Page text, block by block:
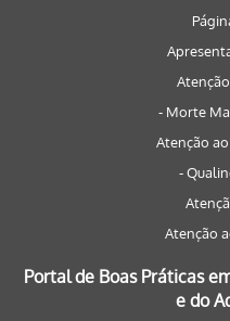
- Morte
Atenção
-
Atenção
Portal de Boas Práticas
e do